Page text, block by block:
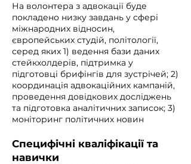
На волонтера з адвокації буде
покладено низку завдань у сфері
міжнародних відносин,
європейських студій, політології,
серед яких 1) ведення бази даних
стейкхолдерів, підтримка у
підготовці брифінгів для зустрічей; 2)
координація адвокаційних кампаній,
проведення довідкових досліджень
та підготовка аналітичних записок; 3)
моніторинг політичних новин
Специфічні кваліфікації та
навички